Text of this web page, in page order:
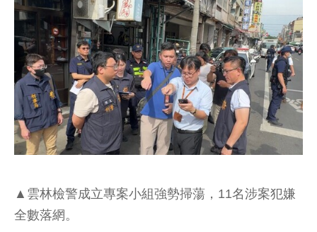
▲雲林檢警成立專案小組強勢掃蕩，11名涉案犯嫌
全數落網。